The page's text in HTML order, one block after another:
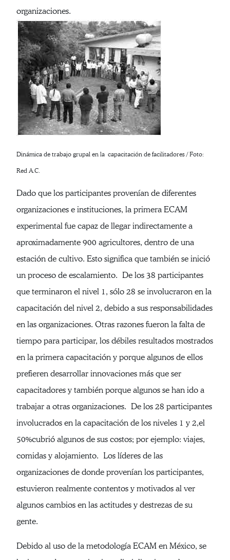
organizaciones.
Dinámica de trabajo grupal en la capacitación de facilitadores / Foto:
Red A.C.
Dado que los participantes provenían de diferentes
organizaciones e instituciones, la primera ECAM
experimental fue capaz de llegar indirectamente a
aproximadamente 900 agricultores, dentro de una
estación de cultivo. Esto significa que también se inició
un proceso de escalamiento. De los 38 participantes
que terminaron el nivel 1, sólo 28 se involucraron en la
capacitación del nivel 2, debido a sus responsabilidades
en las organizaciones. Otras razones fueron la falta de
tiempo para participar, los débiles resultados mostrados
en la primera capacitación y porque algunos de ellos
prefieren desarrollar innovaciones más que ser
capacitadores y también porque algunos se han ido a
trabajar a otras organizaciones. De los 28 participantes
involucrados en la capacitación de los niveles 1 y 2,el
50%cubrió algunos de sus costos; por ejemplo: viajes,
comidas y alojamiento. Los líderes de las
organizaciones de donde provenían los participantes,
estuvieron realmente contentos y motivados al ver
algunos cambios en las actitudes y destrezas de su
gente.
Debido al uso de la metodología ECAM en México, se